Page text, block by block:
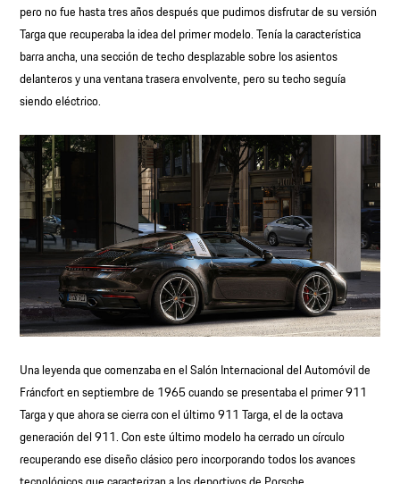
pero no fue hasta tres años después que pudimos disfrutar de su versión
Targa que recuperaba la idea del primer modelo. Tenía la característica
barra ancha, una sección de techo desplazable sobre los asientos
delanteros y una ventana trasera envolvente, pero su techo seguía
siendo eléctrico.
Una leyenda que comenzaba en el Salón Internacional del Automóvil de
Fráncfort en septiembre de 1965 cuando se presentaba el primer 911
Targa y que ahora se cierra con el último 911 Targa, el de la octava
generación del 911. Con este último modelo ha cerrado un círculo
recuperando ese diseño clásico pero incorporando todos los avances